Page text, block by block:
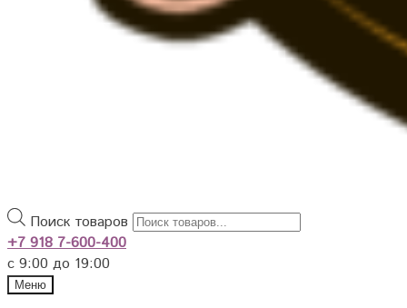
Поиск товаров
+7 918 7-600-400
с 9:00 до 19:00
Меню